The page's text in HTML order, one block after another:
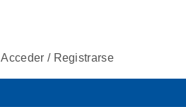
Acceder / Registrarse